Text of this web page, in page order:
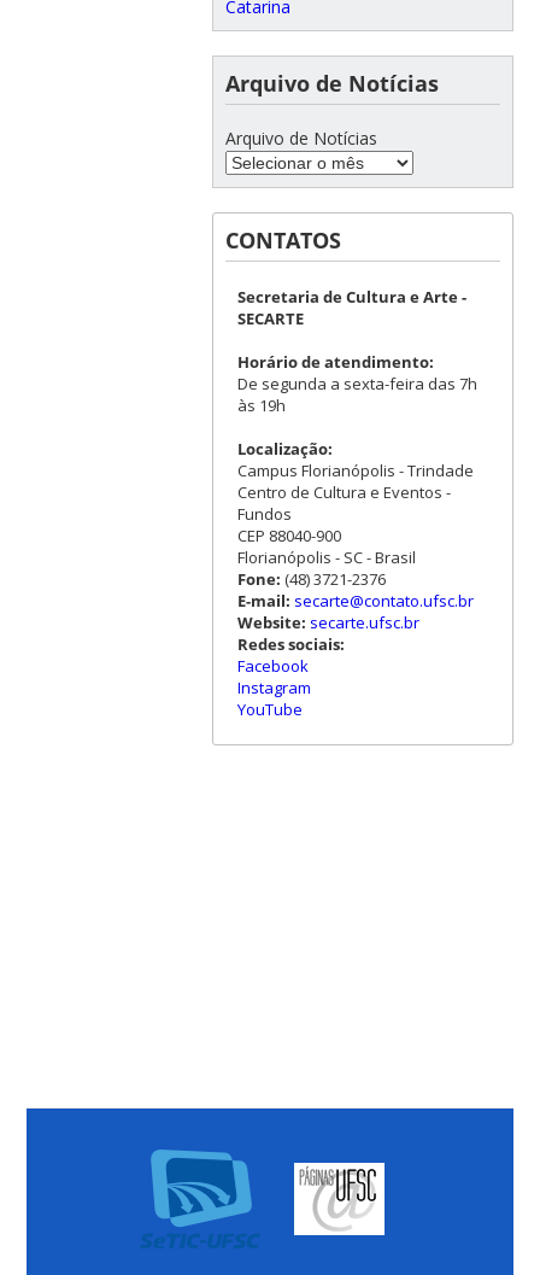
Catarina
Arquivo de Notícias
Arquivo de Notícias
CONTATOS
Secretaria de Cultura e Arte -
SECARTE
Horário de atendimento:
De segunda a sexta-feira das 7h
às 19h
Localização:
Campus Florianópolis - Trindade
Centro de Cultura e Eventos -
Fundos
CEP 88040-900
Florianópolis - SC - Brasil
Fone: (48) 3721-2376
E-mail: secarte@contato.ufsc.br
Website: secarte.ufsc.br
Redes sociais:
Facebook
Instagram
YouTube